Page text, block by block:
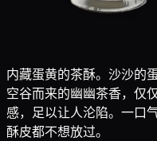
内藏蛋黄的茶酥。沙沙的
空谷而来的幽幽茶香，仅
感，足以让人沦陷。一口
酥皮都不想放过。